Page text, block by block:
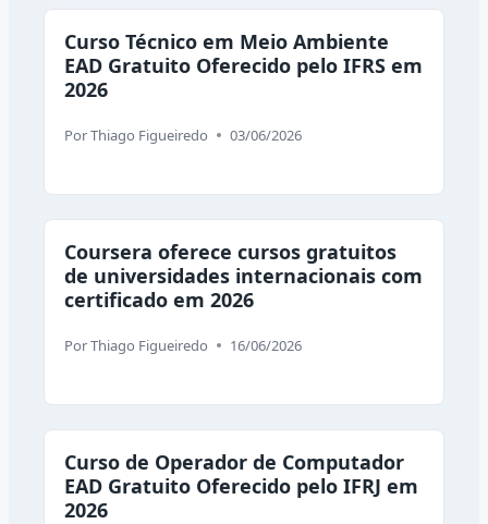
Curso Técnico em Meio Ambiente
EAD Gratuito Oferecido pelo IFRS em
2026
PorThiago Figueiredo 03/06/2026
Coursera oferece cursos gratuitos
de universidades internacionais com
certificado em 2026
PorThiago Figueiredo 16/06/2026
Curso de Operador de Computador
EAD Gratuito Oferecido pelo IFRJ em
2026